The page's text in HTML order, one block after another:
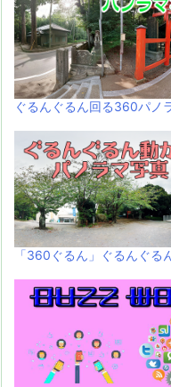
ぐるんぐるん回る360パノ
「360ぐるん」ぐるんぐ